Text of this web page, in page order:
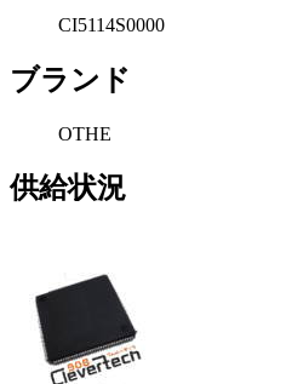
CI5114S0000
ブランド
OTHE
供給状況